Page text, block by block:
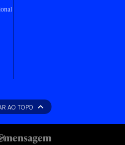
AO TOPO